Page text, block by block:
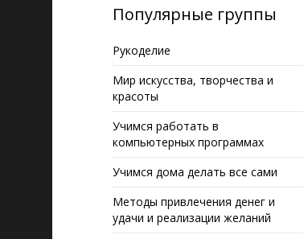
Популярные группы
Рукоделие
Мир искусства, творчества и
красоты
Учимся работать в
компьютерных программах
Учимся дома делать все сами
Методы привлечения денег и
удачи и реализации желаний